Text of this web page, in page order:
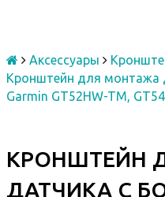
Аксессуары
Кронштейн для монтажа
Garmin GT52HW-TM,
КРОНШТЕЙН
ДАТЧИКА С